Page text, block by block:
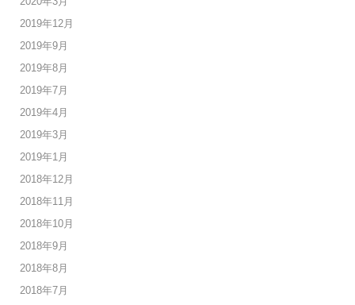
2019年12月
2019年9月
2019年8月
2019年7月
2019年4月
2019年3月
2019年1月
2018年12月
2018年11月
2018年10月
2018年9月
2018年8月
2018年7月